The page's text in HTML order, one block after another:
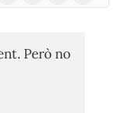
Però no